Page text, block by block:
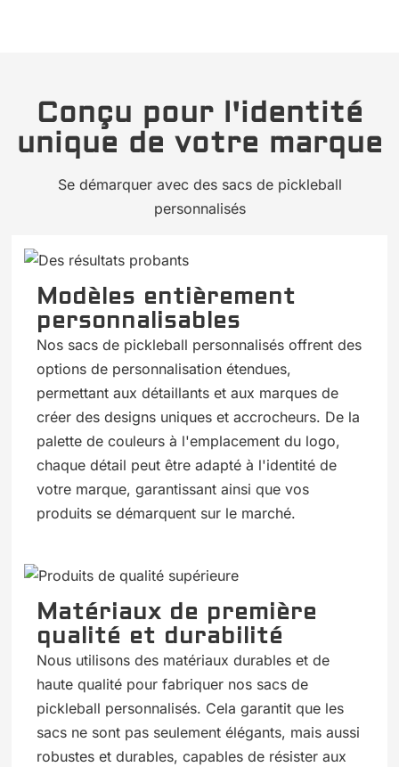
Conçu pour l'identité
unique de votre marque
Se démarquer avec des sacs de pickleball
personnalisés
Modèles entièrement
personnalisables
Nos sacs de pickleball personnalisés offrent des
options de personnalisation étendues,
permettant aux détaillants et aux marques de
créer des designs uniques et accrocheurs. De la
palette de couleurs à l'emplacement du logo,
chaque détail peut être adapté à l'identité de
votre marque, garantissant ainsi que vos
produits se démarquent sur le marché.
Matériaux de première
qualité et durabilité
Nous utilisons des matériaux durables et de
haute qualité pour fabriquer nos sacs de
pickleball personnalisés. Cela garantit que les
sacs ne sont pas seulement élégants, mais aussi
robustes et durables, capables de résister aux